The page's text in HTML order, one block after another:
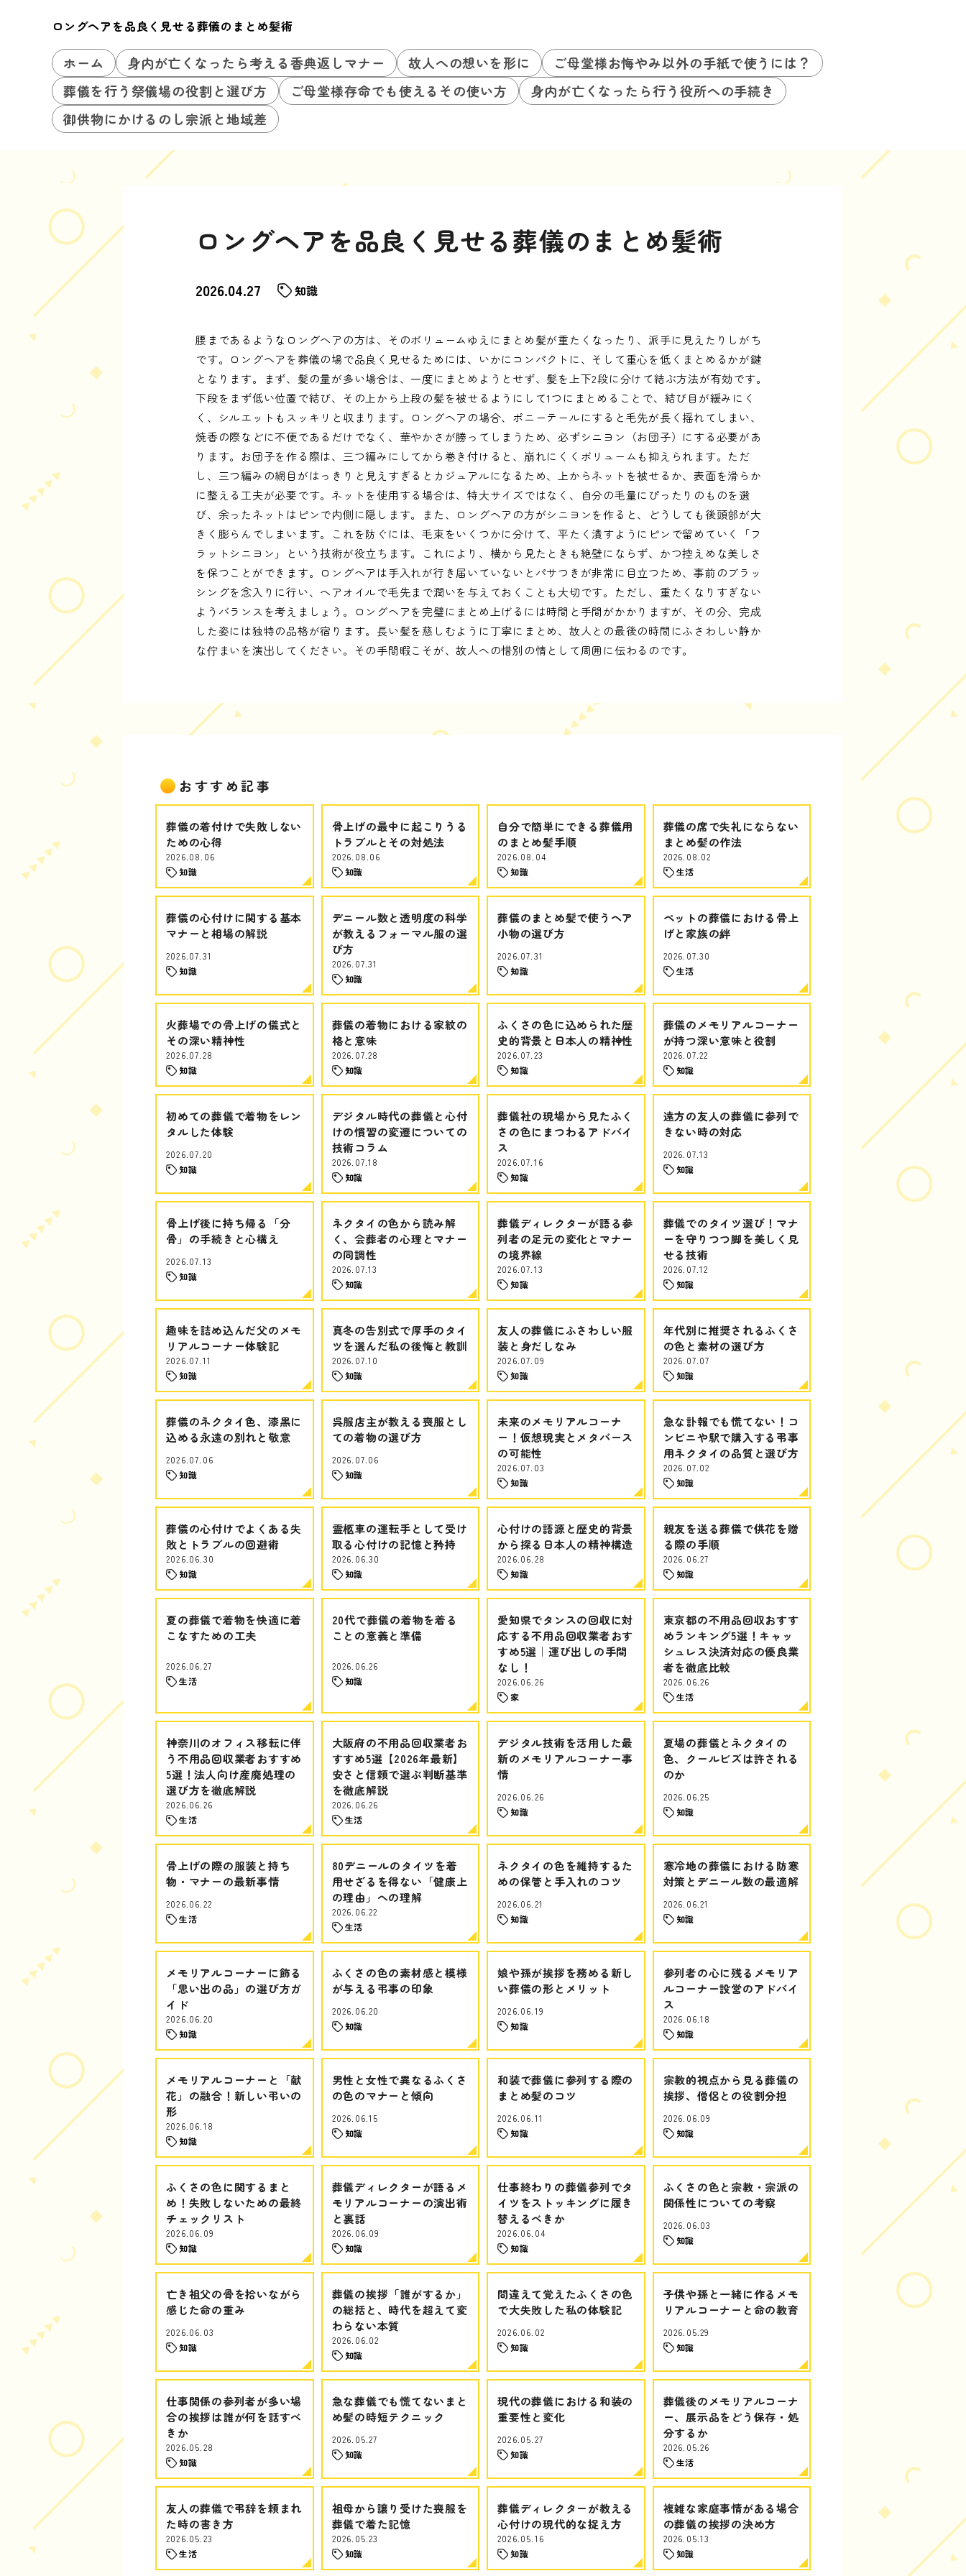
ロングヘアを品良く見せる葬儀のまとめ髪術
ホーム 身内が亡くなったら考える香典返しマナー 故人への想いを形に
ご母堂様お悔やみ以外の手紙で使うには？
葬儀を行う祭儀場の役割と選び方
ご母堂様存命でも使えるその使い方
身内が亡くなったら行う役所への手続き
御供物にかけるのし宗派と地域差
ロングヘアを品良く見せる葬儀のまとめ髪術
2026.04.27 知識
腰まであるようなロングヘアの方は、そのボリュームゆえにまとめ髪が重たくなったり、派手に見えたりしがち
です。ロングヘアを葬儀の場で品良く見せるためには、いかにコンパクトに、そして重心を低くまとめるかが鍵
となります。まず、髪の量が多い場合は、一度にまとめようとせず、髪を上下2段に分けて結ぶ方法が有効です。
下段をまず低い位置で結び、その上から上段の髪を被せるようにして1つにまとめることで、結び目が緩みにく
く、シルエットもスッキリと収まります。ロングヘアの場合、ポニーテールにすると毛先が長く揺れてしまい、
焼香の際などに不便であるだけでなく、華やかさが勝ってしまうため、必ずシニヨン（お団子）にする必要があ
ります。お団子を作る際は、三つ編みにしてから巻き付けると、崩れにくくボリュームも抑えられます。ただ
し、三つ編みの網目がはっきりと見えすぎるとカジュアルになるため、上からネットを被せるか、表面を滑らか
に整える工夫が必要です。ネットを使用する場合は、特大サイズではなく、自分の毛量にぴったりのものを選
び、余ったネットはピンで内側に隠します。また、ロングヘアの方がシニヨンを作ると、どうしても後頭部が大
きく膨らんでしまいます。これを防ぐには、毛束をいくつかに分けて、平たく潰すようにピンで留めていく「フ
ラットシニヨン」という技術が役立ちます。これにより、横から見たときも絶壁にならず、かつ控えめな美しさ
を保つことができます。ロングヘアは手入れが行き届いていないとパサつきが非常に目立つため、事前のブラッ
シングを念入りに行い、ヘアオイルで毛先まで潤いを与えておくことも大切です。ただし、重たくなりすぎない
ようバランスを考えましょう。ロングヘアを完璧にまとめ上げるには時間と手間がかかりますが、その分、完成
した姿には独特の品格が宿ります。長い髪を慈しむように丁寧にまとめ、故人との最後の時間にふさわしい静か
な佇まいを演出してください。その手間暇こそが、故人への惜別の情として周囲に伝わるのです。
おすすめ記事
葬儀の着付けで失敗しない
ための心得
2026.08.06
知識
骨上げの最中に起こりうる
トラブルとその対処法
2026.08.06
知識
自分で簡単にできる葬儀用
のまとめ髪手順
2026.08.04
知識
葬儀の席で失礼にならない
まとめ髪の作法
2026.08.02
生活
葬儀の心付けに関する基本
マナーと相場の解説
2026.07.31
知識
デニール数と透明度の科学
が教えるフォーマル服の選
び方
2026.07.31
知識
葬儀のまとめ髪で使うヘア
小物の選び方
2026.07.31
知識
ペットの葬儀における骨上
げと家族の絆
2026.07.30
生活
火葬場での骨上げの儀式と
その深い精神性
2026.07.28
知識
葬儀の着物における家紋の
格と意味
2026.07.28
知識
ふくさの色に込められた歴
史的背景と日本人の精神性
2026.07.23
知識
葬儀のメモリアルコーナー
が持つ深い意味と役割
2026.07.22
知識
初めての葬儀で着物をレン
タルした体験
2026.07.20
知識
デジタル時代の葬儀と心付
けの慣習の変遷についての
技術コラム
2026.07.18
知識
葬儀社の現場から見たふく
さの色にまつわるアドバイ
ス
2026.07.16
知識
遠方の友人の葬儀に参列で
きない時の対応
2026.07.13
知識
骨上げ後に持ち帰る「分
骨」の手続きと心構え
2026.07.13
知識
ネクタイの色から読み解
く、会葬者の心理とマナー
の同調性
2026.07.13
知識
葬儀ディレクターが語る参
列者の足元の変化とマナー
の境界線
2026.07.13
知識
葬儀でのタイツ選び！マナ
ーを守りつつ脚を美しく見
せる技術
2026.07.12
知識
趣味を詰め込んだ父のメモ
リアルコーナー体験記
2026.07.11
知識
真冬の告別式で厚手のタイ
ツを選んだ私の後悔と教訓
2026.07.10
知識
友人の葬儀にふさわしい服
装と身だしなみ
2026.07.09
知識
年代別に推奨されるふくさ
の色と素材の選び方
2026.07.07
知識
葬儀のネクタイ色、漆黒に
込める永遠の別れと敬意
2026.07.06
知識
呉服店主が教える喪服とし
ての着物の選び方
2026.07.06
知識
未来のメモリアルコーナ
ー！仮想現実とメタバース
の可能性
2026.07.03
知識
急な訃報でも慌てない！コ
ンビニや駅で購入する弔事
用ネクタイの品質と選び方
2026.07.02
知識
葬儀の心付けでよくある失
敗とトラブルの回避術
2026.06.30
知識
霊柩車の運転手として受け
取る心付けの記憶と矜持
2026.06.30
知識
心付けの語源と歴史的背景
から探る日本人の精神構造
2026.06.28
知識
親友を送る葬儀で供花を贈
る際の手順
2026.06.27
知識
夏の葬儀で着物を快適に着
こなすための工夫
2026.06.27
生活
20代で葬儀の着物を着る
ことの意義と準備
2026.06.26
知識
愛知県でタンスの回収に対
応する不用品回収業者おす
すめ5選｜運び出しの手間
なし！
2026.06.26
家
東京都の不用品回収おすす
めランキング5選！キャッ
シュレス決済対応の優良業
者を徹底比較
2026.06.26
生活
神奈川のオフィス移転に伴
う不用品回収業者おすすめ
5選！法人向け産廃処理の
選び方を徹底解説
2026.06.26
生活
大阪府の不用品回収業者お
すすめ5選【2026年最新】
安さと信頼で選ぶ判断基準
を徹底解説
2026.06.26
生活
デジタル技術を活用した最
新のメモリアルコーナー事
情
2026.06.26
知識
夏場の葬儀とネクタイの
色、クールビズは許される
のか
2026.06.25
知識
骨上げの際の服装と持ち
物・マナーの最新事情
2026.06.22
生活
80デニールのタイツを着
用せざるを得ない「健康上
の理由」への理解
2026.06.22
生活
ネクタイの色を維持するた
めの保管と手入れのコツ
2026.06.21
知識
寒冷地の葬儀における防寒
対策とデニール数の最適解
2026.06.21
知識
メモリアルコーナーに飾る
「思い出の品」の選び方ガ
イド
2026.06.20
知識
ふくさの色の素材感と模様
が与える弔事の印象
2026.06.20
知識
娘や孫が挨拶を務める新し
い葬儀の形とメリット
2026.06.19
知識
参列者の心に残るメモリア
ルコーナー設営のアドバイ
ス
2026.06.18
知識
メモリアルコーナーと「献
花」の融合！新しい弔いの
形
2026.06.18
知識
男性と女性で異なるふくさ
の色のマナーと傾向
2026.06.15
知識
和装で葬儀に参列する際の
まとめ髪のコツ
2026.06.11
知識
宗教的視点から見る葬儀の
挨拶、僧侶との役割分担
2026.06.09
知識
ふくさの色に関するまと
め！失敗しないための最終
チェックリスト
2026.06.09
知識
葬儀ディレクターが語るメ
モリアルコーナーの演出術
と裏話
2026.06.09
知識
仕事終わりの葬儀参列でタ
イツをストッキングに履き
替えるべきか
2026.06.04
知識
ふくさの色と宗教・宗派の
関係性についての考察
2026.06.03
知識
亡き祖父の骨を拾いながら
感じた命の重み
2026.06.03
知識
葬儀の挨拶「誰がするか」
の総括と、時代を超えて変
わらない本質
2026.06.02
知識
間違えて覚えたふくさの色
で大失敗した私の体験記
2026.06.02
知識
子供や孫と一緒に作るメモ
リアルコーナーと命の教育
2026.05.29
知識
仕事関係の参列者が多い場
合の挨拶は誰が何を話すべ
きか
2026.05.28
知識
急な葬儀でも慌てないまと
め髪の時短テクニック
2026.05.27
知識
現代の葬儀における和装の
重要性と変化
2026.05.27
知識
葬儀後のメモリアルコーナ
ー、展示品をどう保存・処
分するか
2026.05.26
生活
友人の葬儀で弔辞を頼まれ
た時の書き方
2026.05.23
生活
祖母から譲り受けた喪服を
葬儀で着た記憶
2026.05.23
知識
葬儀ディレクターが教える
心付けの現代的な捉え方
2026.05.16
知識
複雑な家庭事情がある場合
の葬儀の挨拶の決め方
2026.05.13
知識